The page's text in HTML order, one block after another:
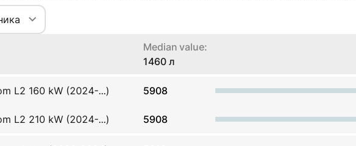
Median value:
1460 л
L2 160 kW (2024-...) 5908
L2 210 kW (2024-...) 5908